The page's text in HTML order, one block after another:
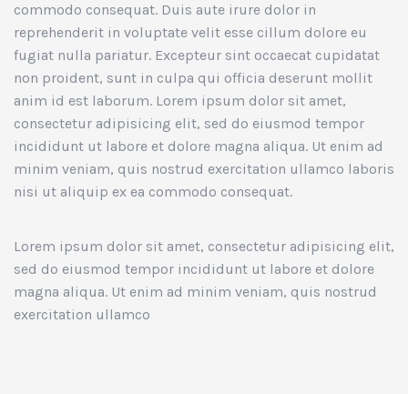
commodo consequat. Duis aute irure dolor in
reprehenderit in voluptate velit esse cillum dolore eu
fugiat nulla pariatur. Excepteur sint occaecat cupidatat
non proident, sunt in culpa qui officia deserunt mollit
anim id est laborum. Lorem ipsum dolor sit amet,
consectetur adipisicing elit, sed do eiusmod tempor
incididunt ut labore et dolore magna aliqua. Ut enim ad
minim veniam, quis nostrud exercitation ullamco laboris
nisi ut aliquip ex ea commodo consequat.
Lorem ipsum dolor sit amet, consectetur adipisicing elit,
sed do eiusmod tempor incididunt ut labore et dolore
magna aliqua. Ut enim ad minim veniam, quis nostrud
exercitation ullamco